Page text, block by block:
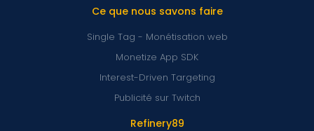
Refinery89
Ce que nous savons faire
Single Tag - Monétisation web
Monetize App SDK
Interest-Driven Targeting
Publicité sur Twitch